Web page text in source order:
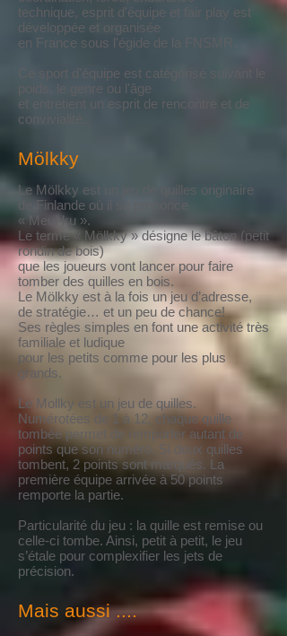
technique, esprit d'équipe et fair play est
développée et organisée
en France sous l'égide de la FNSMR.
Ce sport d'équipe est catégorisé suivant le
poids, le genre ou l'âge
et entretient un esprit de rencontre et de
convivialité..
Mölkky
Le Mölkky est un jeu de quilles originaire
de Finlande où il se prononce
« Meul-ku ».
Le terme « Mölkky » désigne le bâton (petit
rondin de bois)
que les joueurs vont lancer pour faire
tomber des quilles en bois.
Le Mölkky est à la fois un jeu d’adresse,
de stratégie… et un peu de chance!
Ses règles simples en font une activité très
familiale et ludique
pour les petits comme pour les plus
grands.
Le Mollky est un jeu de quilles.
Numérotées de 1 à 12, chaque quille
tombée permet de remporter autant de
points que son numéro. Si deux quilles
tombent, 2 points sont marqués. La
première équipe arrivée à 50 points
remporte la partie.
Particularité du jeu : la quille est remise ou
celle-ci tombe. Ainsi, petit à petit, le jeu
s’étale pour complexifier les jets de
précision.
Mais aussi ....